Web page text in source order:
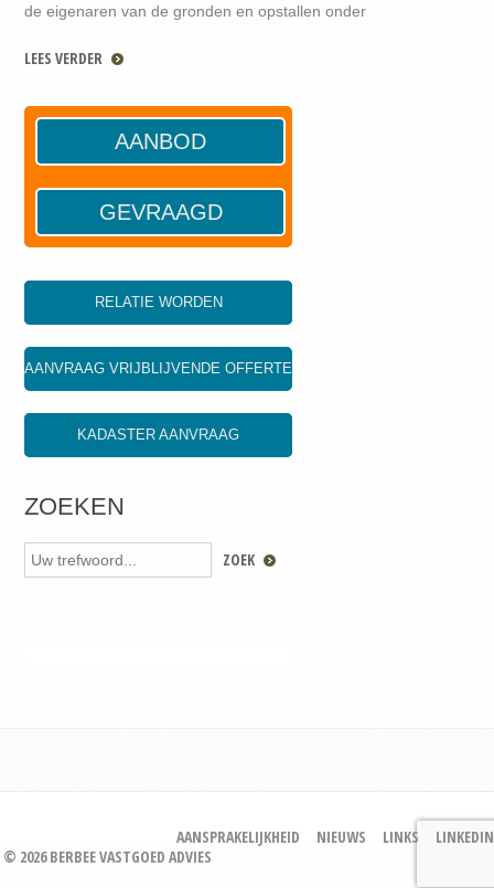
de eigenaren van de gronden en opstallen onder
LEES VERDER
AANBOD
GEVRAAGD
RELATIE WORDEN
AANVRAAG VRIJBLIJVENDE OFFERTE
KADASTER AANVRAAG
ZOEKEN
AANSPRAKELIJKHEID NIEUWS LINKS
LINKEDIN
© 2026 BERBEE VASTGOED ADVIES